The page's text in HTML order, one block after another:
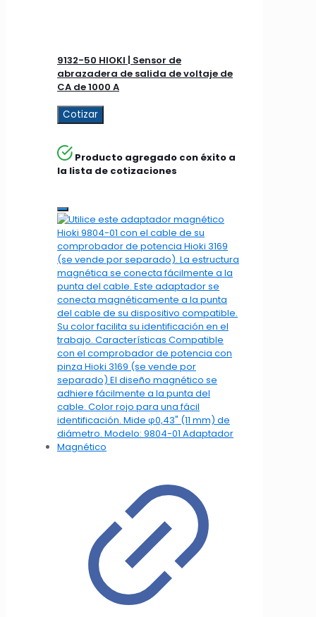
9132-50 HIOKI | Sensor de
abrazadera de salida de voltaje de
CA de 1000 A
Cotizar
Producto agregado con éxito a
la lista de cotizaciones